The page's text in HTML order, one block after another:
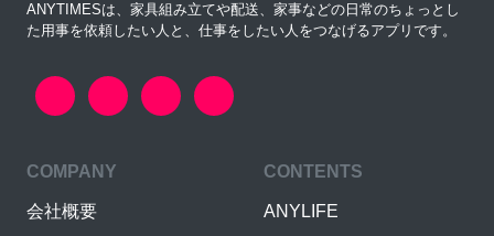
ANYTIMESは、家具組み立てや配送、家事などの日常のちょっとし
た用事を依頼したい人と、仕事をしたい人をつなげるアプリです。
COMPANY
会社概要
CONTENTS
ANYLIFE